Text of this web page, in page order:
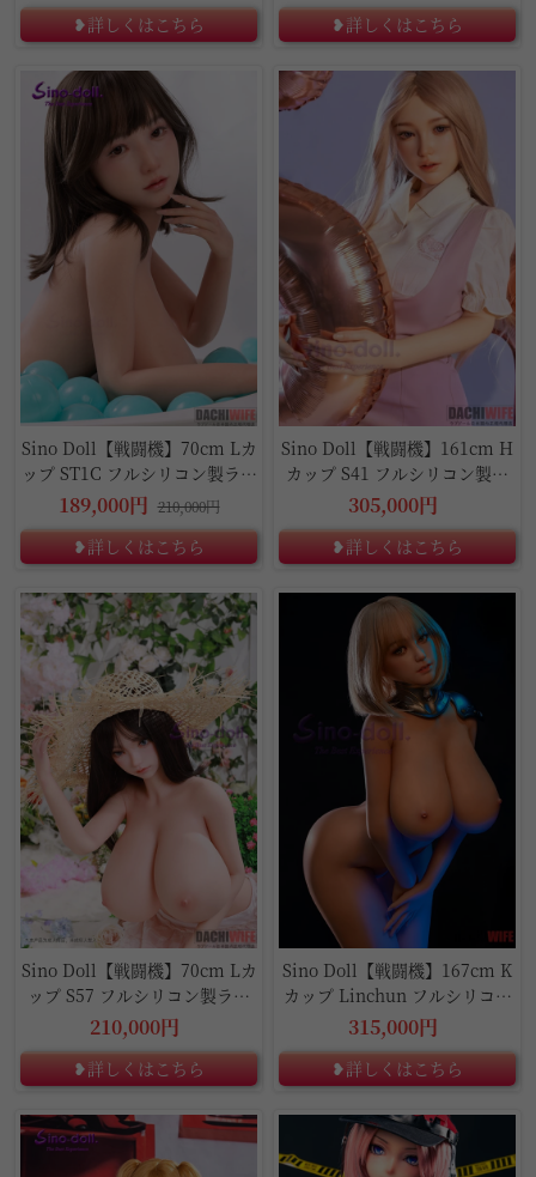
❥詳しくはこちら ❥詳しくはこちら
10%OFF
Sino Doll【戦闘機】70cm Lカ
ップ ST1C フルシリコン製ラブ
ドール
189,000円 210,000円
❥詳しくはこちら
Sino Doll【戦闘機】161cm H
カップ S41 フルシリコン製ラ
ブドール
305,000円
❥詳しくはこちら
Sino Doll【戦闘機】70cm Lカ
ップ S57 フルシリコン製ラブ
ドール
210,000円
❥詳しくはこちら
Sino Doll【戦闘機】167cm K
カップ Linchun フルシリコン
製ラブドール
315,000円
❥詳しくはこちら
5%OFF